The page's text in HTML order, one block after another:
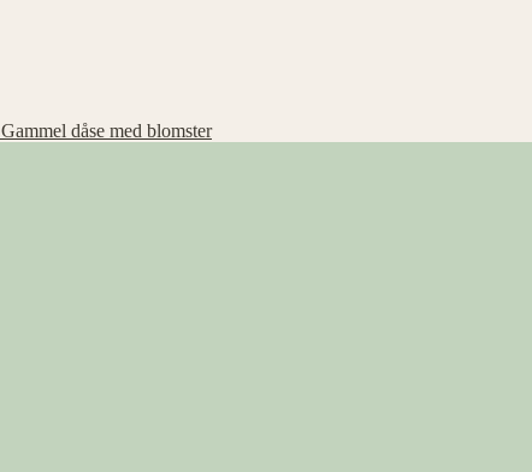
Gammel dåse med blomster